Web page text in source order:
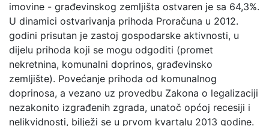
imovine - građevinskog zemljišta ostvaren je sa 64,3%.
U dinamici ostvarivanja prihoda Proračuna u 2012.
godini prisutan je zastoj gospodarske aktivnosti, u
dijelu prihoda koji se mogu odgoditi (promet
nekretnina, komunalni doprinos, građevinsko
zemljište). Povećanje prihoda od komunalnog
doprinosa, a vezano uz provedbu Zakona o legalizaciji
nezakonito izgrađenih zgrada, unatoč općoj recesiji i
nelikvidnosti, bilježi se u prvom kvartalu 2013 godine.